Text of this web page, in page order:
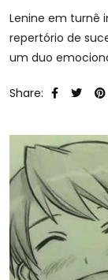
Lenine em turnê
repertório de
um duo
Share: